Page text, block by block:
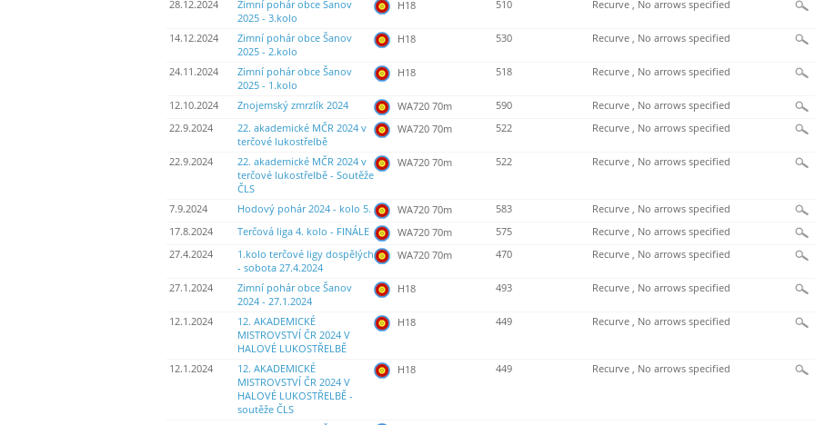
28.12.2024
Zimní pohár obce Šanov
2025 - 3.kolo
H18 510 Recurve , No arrows specified
14.12.2024
Zimní pohár obce Šanov
2025 - 2.kolo
H18 530 Recurve , No arrows specified
24.11.2024
Zimní pohár obce Šanov
2025 - 1.kolo
H18 518 Recurve , No arrows specified
12.10.2024 Znojemský zmrzlík 2024 WA720 70m 590
Recurve , No arrows specified
22.9.2024
22. akademické MČR 2024 v
terčové lukostřelbě
WA720 70m 522 Recurve , No arrows specified
22.9.2024
22. akademické MČR 2024 v
terčové lukostřelbě - Soutěže
ČLS
WA720 70m 522 Recurve , No arrows specified
7.9.2024 Hodový pohár 2024 - kolo 5. WA720 70m 583
Recurve , No arrows specified
17.8.2024
Terčová liga 4. kolo - FINÁLE WA720 70m 575
Recurve , No arrows specified
27.4.2024
1.kolo terčové ligy dospělých
- sobota 27.4.2024
WA720 70m 470 Recurve , No arrows specified
27.1.2024
Zimní pohár obce Šanov
2024 - 27.1.2024
H18 493 Recurve , No arrows specified
12.1.2024
12. AKADEMICKÉ
MISTROVSTVÍ ČR 2024 V
HALOVÉ LUKOSTŘELBĚ
H18 449 Recurve , No arrows specified
12.1.2024
12. AKADEMICKÉ
MISTROVSTVÍ ČR 2024 V
HALOVÉ LUKOSTŘELBĚ -
soutěže ČLS
H18 449 Recurve , No arrows specified